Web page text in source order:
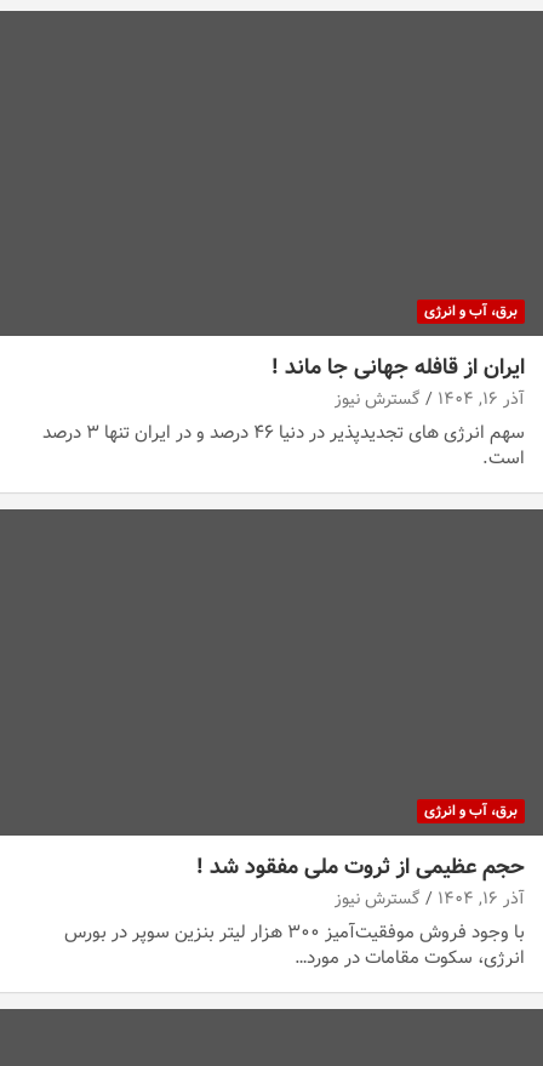
برق، آب و انرژی
ایران از قافله جهانی جا ماند !
آذر ۱۶, ۱۴۰۴ گسترش نیوز
سهم انرژی های تجدیدپذیر در دنیا ۴۶ درصد و در ایران تنها ۳ درصد
است.
برق، آب و انرژی
حجم عظیمی از ثروت ملی مفقود شد !
آذر ۱۶, ۱۴۰۴ گسترش نیوز
با وجود فروش موفقیت‌آمیز ۳۰۰ هزار لیتر بنزین سوپر در بورس
انرژی، سکوت مقامات در مورد…